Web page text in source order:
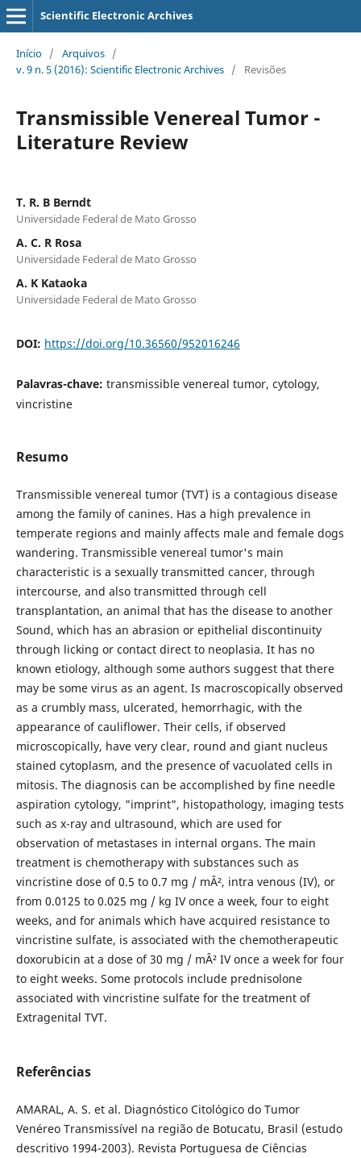
Scientific Electronic Archives
Início / Arquivos /
v. 9 n. 5 (2016): Scientific Electronic Archives / Revisões
Transmissible Venereal Tumor -
Literature Review
T. R. B Berndt
Universidade Federal de Mato Grosso
A. C. R Rosa
Universidade Federal de Mato Grosso
A. K Kataoka
Universidade Federal de Mato Grosso
DOI: https://doi.org/10.36560/952016246
Palavras-chave: transmissible venereal tumor, cytology,
vincristine
Resumo
Transmissible venereal tumor (TVT) is a contagious disease
among the family of canines. Has a high prevalence in
temperate regions and mainly affects male and female dogs
wandering. Transmissible venereal tumor's main
characteristic is a sexually transmitted cancer, through
intercourse, and also transmitted through cell
transplantation, an animal that has the disease to another
Sound, which has an abrasion or epithelial discontinuity
through licking or contact direct to neoplasia. It has no
known etiology, although some authors suggest that there
may be some virus as an agent. Is macroscopically observed
as a crumbly mass, ulcerated, hemorrhagic, with the
appearance of cauliflower. Their cells, if observed
microscopically, have very clear, round and giant nucleus
stained cytoplasm, and the presence of vacuolated cells in
mitosis. The diagnosis can be accomplished by fine needle
aspiration cytology, "imprint", histopathology, imaging tests
such as x-ray and ultrasound, which are used for
observation of metastases in internal organs. The main
treatment is chemotherapy with substances such as
vincristine dose of 0.5 to 0.7 mg / mÂ², intra venous (IV), or
from 0.0125 to 0.025 mg / kg IV once a week, four to eight
weeks, and for animals which have acquired resistance to
vincristine sulfate, is associated with the chemotherapeutic
doxorubicin at a dose of 30 mg / mÂ² IV once a week for four
to eight weeks. Some protocols include prednisolone
associated with vincristine sulfate for the treatment of
Extragenital TVT.
Referências
AMARAL, A. S. et al. Diagnóstico Citológico do Tumor
Venéreo Transmissível na região de Botucatu, Brasil (estudo
descritivo 1994-2003). Revista Portuguesa de Ciências